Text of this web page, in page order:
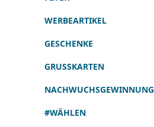
WERBEARTIKEL
GESCHENKE
GRUSSKARTEN
NACHWUCHSGEWINNUNG
#WÄHLEN